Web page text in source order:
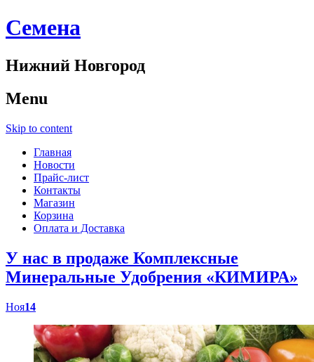
Cемена
Нижний Новгород
Menu
Skip to content
Главная
Новости
Прайс-лист
Контакты
Магазин
Корзина
Оплата и Доставка
У нас в продаже Комплексные
Минеральные Удобрения «КИМИРА»
Ноя14